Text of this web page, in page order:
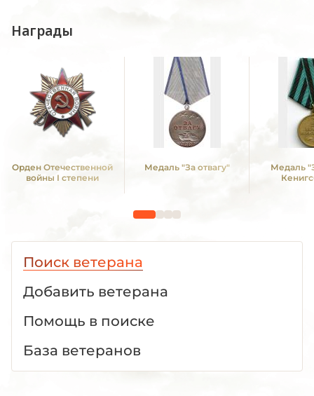
Награды
Орден Отечественной
войны I степени
Медаль "За отвагу"
Медаль
Поиск ветерана
Добавить ветерана
Помощь в поиске
База ветеранов